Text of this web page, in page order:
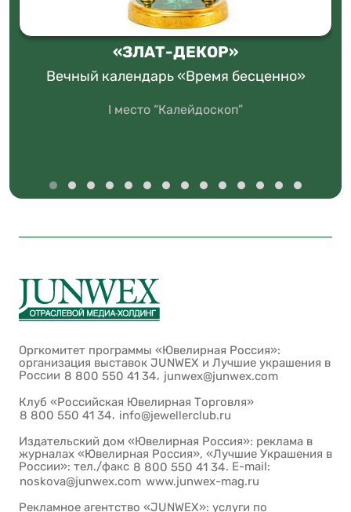
«ЗЛАТ-ДЕКОР»
Вечный календарь «Время бесценно»
I место “Калейдоскоп”
Оргкомитет программы «Ювелирная Россия»:
организация выставок JUNWEX и Лучшие украшения в
России 8 800 550 41 34, junwex@junwex.com
Клуб «Российская Ювелирная Торговля»
8 800 550 41 34, info@jewellerclub.ru
Издательский дом «Ювелирная Россия»: реклама в
журналах «Ювелирная Россия», «Лучшие Украшения в
России»: тел./факс 8 800 550 41 34. E-mail:
noskova@junwex.com www.junwex-mag.ru
Рекламное агентство «JUNWEX»: услуги по